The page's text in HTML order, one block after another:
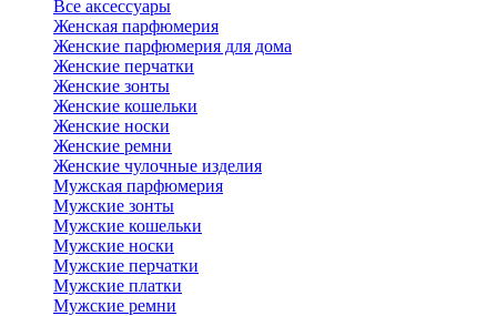
Все аксессуары
Женская парфюмерия
Женские парфюмерия для дома
Женские перчатки
Женские зонты
Женские кошельки
Женские носки
Женские ремни
Женские чулочные изделия
Мужская парфюмерия
Мужские зонты
Мужские кошельки
Мужские носки
Мужские перчатки
Мужские платки
Мужские ремни